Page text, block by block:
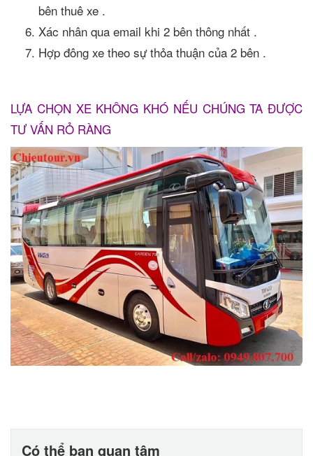
bên thuê xe .
Xác nhân qua email khi 2 bên thông nhất .
Hợp đông xe theo sự thỏa thuận của 2 bên .
LỰA CHỌN XE KHÔNG KHÓ NẾU CHÚNG TA ĐƯỢC
TƯ VẤN RỎ RÀNG
Có thể bạn quan tâm